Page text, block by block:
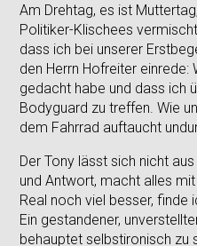
Am Drehtag, es ist
Politiker-Klischees
dass ich bei unserer
den Herrn Hofreiter
gedacht habe und dass ich
Bodyguard zu treffen. Wie
dem Fahrrad auftaucht
Der Tony lässt sich nicht
und Antwort, macht alles
Real noch viel besser, finde
Ein gestandener,
behauptet selbstironisch zu